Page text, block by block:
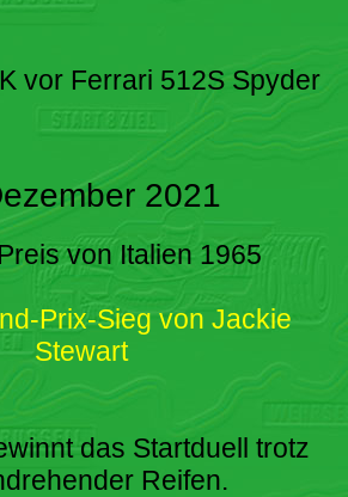
vor Ferrari 512S Spyder
2021
von Italien 1965
Prix-Sieg von Jackie
Stewart
das Startduell trotz
Reifen.